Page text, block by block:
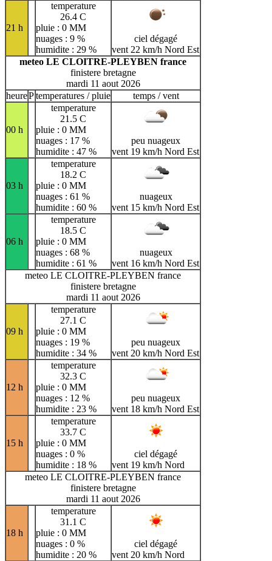
21 h
temperature
26.4 C
pluie : 0 MM
nuages : 9 %
humidite : 29 %
ciel dégagé
vent 22 km/h Nord Est
meteo LE CLOITRE-PLEYBEN france
finistere bretagne
mardi 11 aout 2026
heurePtemperatures / pluie temps / vent
00 h
temperature
21.5 C
pluie : 0 MM
nuages : 17 %
humidite : 47 %
peu nuageux
vent 19 km/h Nord Est
03 h
temperature
18.2 C
pluie : 0 MM
nuages : 61 %
humidite : 60 %
nuageux
vent 15 km/h Nord Est
06 h
temperature
18.5 C
pluie : 0 MM
nuages : 68 %
humidite : 61 %
nuageux
vent 16 km/h Nord Est
meteo LE CLOITRE-PLEYBEN france
finistere bretagne
mardi 11 aout 2026
09 h
temperature
27.1 C
pluie : 0 MM
nuages : 19 %
humidite : 34 %
peu nuageux
vent 20 km/h Nord Est
12 h
temperature
32.3 C
pluie : 0 MM
nuages : 12 %
humidite : 23 %
peu nuageux
vent 18 km/h Nord Est
15 h
temperature
33.7 C
pluie : 0 MM
nuages : 0 %
humidite : 18 %
ciel dégagé
vent 19 km/h Nord
meteo LE CLOITRE-PLEYBEN france
finistere bretagne
mardi 11 aout 2026
18 h
temperature
31.1 C
pluie : 0 MM
nuages : 0 %
humidite : 20 %
ciel dégagé
vent 20 km/h Nord